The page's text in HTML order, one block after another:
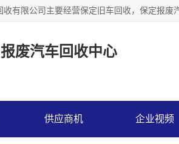
报废汽车回收中心
供应商机 企业视频